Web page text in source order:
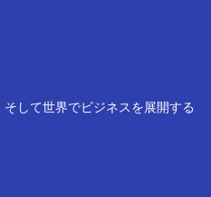
して世界でビジネスを展開する